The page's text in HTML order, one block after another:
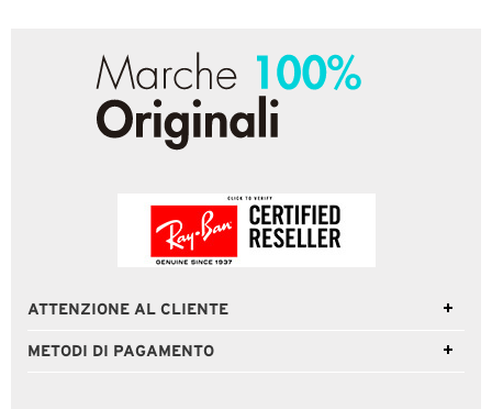
ATTENZIONE AL CLIENTE
METODI DI PAGAMENTO